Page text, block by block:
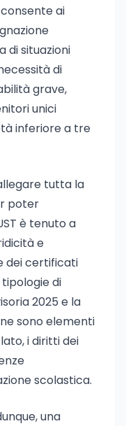
ai
di situazioni
di
grave,
unici
inferiore a tre
tutta la
poter
è tenuto a
e
dei certificati
di
2025 e la
sono elementi
i diritti dei
scolastica.
una